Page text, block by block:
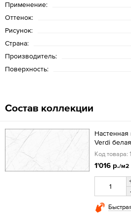
Применение:
Оттенок:
Рисунок:
Страна:
Производитель:
Поверхность:
Состав коллекции
Настенная
Verdi
Код товара:
1'016 р./м2